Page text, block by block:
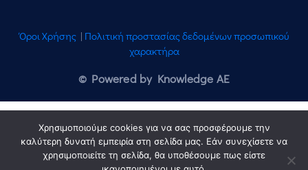
Όροι Χρήσης | Πολιτική προστασίας δεδομένων προσωπικού
χαρακτήρα
© Powered by Knowledge AE
Χρησιμοποιούμε cookies για να σας προσφέρουμε την
καλύτερη δυνατή εμπειρία στη σελίδα μας. Εάν συνεχίσετε να
χρησιμοποιείτε τη σελίδα, θα υποθέσουμε πως είστε